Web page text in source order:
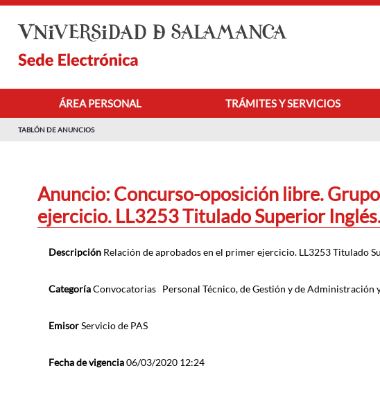
ÁREA PERSONAL TRÁMITES Y SERVICIOS
TABLÓN DE ANUNCIOS
Anuncio: Concurso-oposición libre.
ejercicio. LL3253 Titulado Superior
Descripción Relación de aprobados en el primer ejercicio. LL3253
CategoríaConvocatorias Personal Técnico, de Gestión y de Administración
EmisorServicio de PAS
Fecha de vigencia06/03/2020 12:24